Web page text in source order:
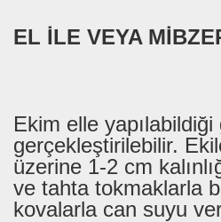
EL İLE VEYA
Ekim elle
gerçekleştirilebilir.
üzerine 1-2 cm
ve tahta tokmaklarla
kovalarla can suyu